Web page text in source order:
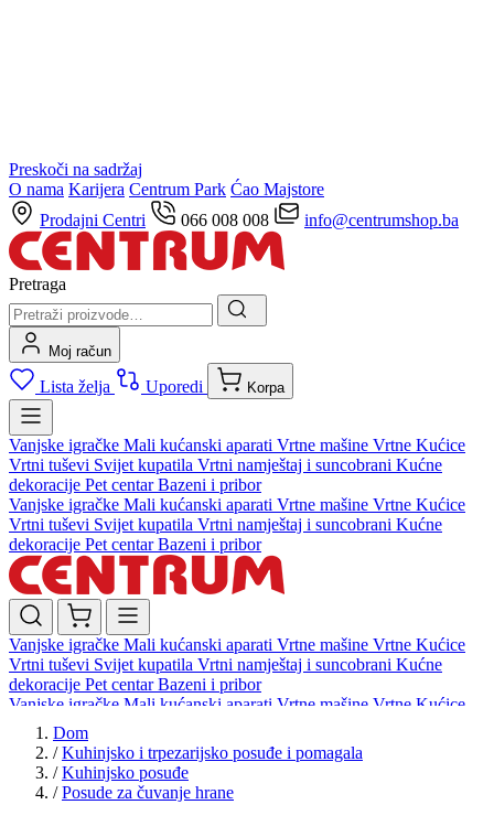
Preskoči na sadržaj
O nama Karijera Centrum Park Ćao Majstore
Prodajni Centri
066 008 008 info@centrumshop.ba
Pretraga
Moj račun
Lista želja Uporedi Korpa
Vanjske igračke Mali kućanski aparati Vrtne mašine Vrtne Kućice
Vrtni tuševi Svijet kupatila Vrtni namještaj i suncobrani Kućne
dekoracije Pet centarBazeni i pribor
Vanjske igračke Mali kućanski aparati Vrtne mašine Vrtne Kućice
Vrtni tuševi Svijet kupatila Vrtni namještaj i suncobrani Kućne
dekoracije Pet centarBazeni i pribor
Vanjske igračke Mali kućanski aparati Vrtne mašine Vrtne Kućice
Vrtni tuševi Svijet kupatila Vrtni namještaj i suncobrani Kućne
dekoracije Pet centarBazeni i pribor
Vanjske igračke Mali kućanski aparati Vrtne mašine Vrtne Kućice
Vrtni tuševi
dekoracijePet centar Bazeni i pribor
Dom
/ Kuhinjsko i trpezarijsko posuđe i pomagala
/ Kuhinjsko posuđe
/ Posude za čuvanje hrane